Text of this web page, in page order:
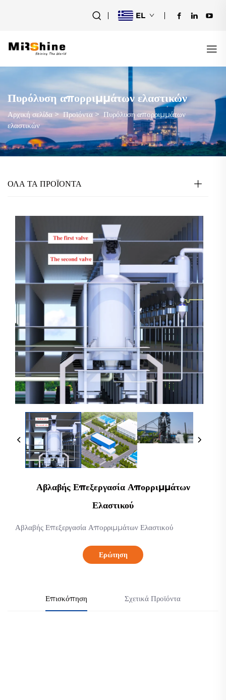
EL
Πυρόλυση απορριμμάτων ελαστικών
Αρχική σελίδα>Προϊόντα> Πυρόλυση απορριμμάτων
ελαστικών
ΟΛΑ ΤΑ ΠΡΟΪΟΝΤΑ
Αβλαβής Επεξεργασία Απορριμμάτων
Ελαστικού
Αβλαβής Επεξεργασία Απορριμμάτων Ελαστικού
Ερώτηση
Επισκόπηση Σχετικά Προϊόντα